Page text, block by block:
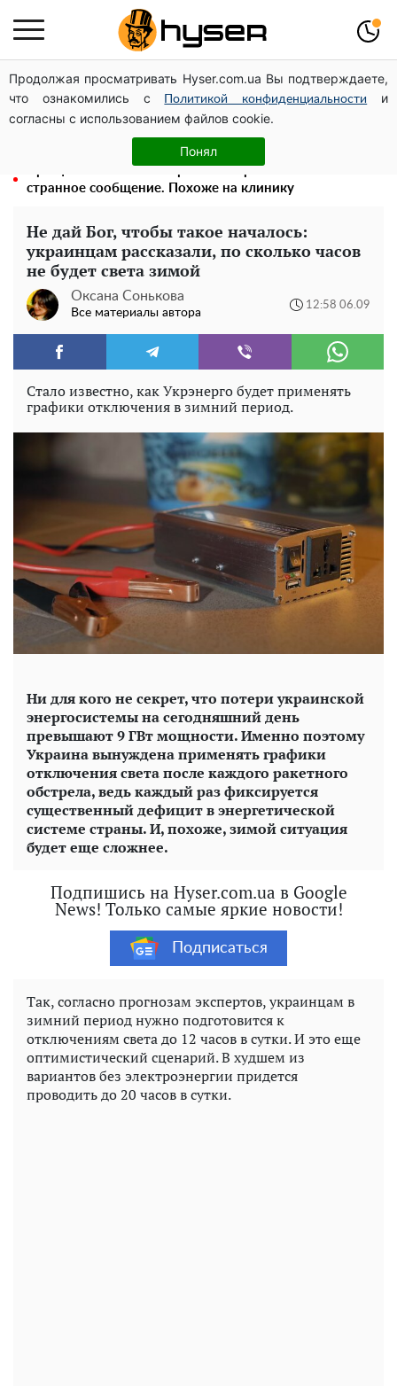
Продолжая просматривать Hyser.com.ua Вы подтверждаете,
что ознакомились с
Политикой конфиденциальности
и
согласны с использованием файлов cookie.
Понял
Елена Тополя слив видео – это далеко не все:
фронтмен "Антитела" Тарас Тополя стал следующим
Его придется просто вылить: сколько можно хранить
бензин в пластиковой канистре
странное сообщение. Похоже на клинику
Не дай Бог, чтобы такое началось:
украинцам рассказали, по сколько часов
не будет света зимой
Оксана Сонькова
Все материалы автора
12:58 06.09
Стало известно, как Укрэнерго будет применять
графики отключения в зимний период.
Ни для кого не секрет, что потери украинской
энергосистемы на сегодняшний день
превышают 9 ГВт мощности. Именно поэтому
Украина вынуждена применять графики
отключения света после каждого ракетного
обстрела, ведь каждый раз фиксируется
существенный дефицит в энергетической
системе страны. И, похоже, зимой ситуация
будет еще сложнее.
Подпишись на Hyser.com.ua в Google
News! Только самые яркие новости!
Подписаться
Так, согласно прогнозам экспертов, украинцам в
зимний период нужно подготовится к
отключениям света до 12 часов в сутки. И это еще
оптимистический сценарий. В худшем из
вариантов без электроэнергии придется
проводить до 20 часов в сутки.